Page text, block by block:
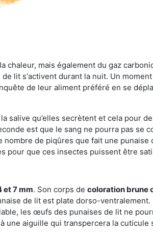
mais également du gaz
lit s'activent durant la nuit. Un
de leur aliment préféré en se
qu’elles secrètent et cela pour
est que le sang ne pourra pas se
de piqûres que fait une
pour que ces insectes puissent être
et 7 mm. Son corps de coloration brune
de lit est plate dorso-
les œufs des punaises de lit ne
aiguille qui transpercera la cuticule